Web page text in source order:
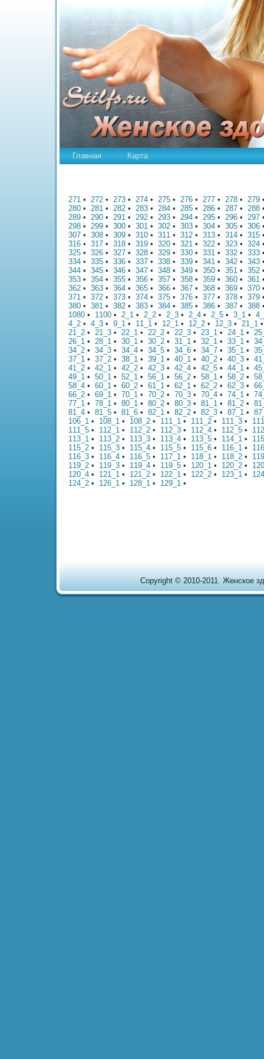
Главная Карта
271 • 272 • 273 • 274 • 275 • 276 • 277 • 278 • 279
280 • 281 • 282 • 283 • 284 • 285 • 286 • 287 • 288
289 • 290 • 291 • 292 • 293 • 294 • 295 • 296 • 297
298 • 299 • 300 • 301 • 302 • 303 • 304 • 305 • 306
307 • 308 • 309 • 310 • 311 • 312 • 313 • 314 • 315
316 • 317 • 318 • 319 • 320 • 321 • 322 • 323 • 324
325 • 326 • 327 • 328 • 329 • 330 • 331 • 332 • 333
334 • 335 • 336 • 337 • 338 • 339 • 341 • 342 • 343
344 • 345 • 346 • 347 • 348 • 349 • 350 • 351 • 352
353 • 354 • 355 • 356 • 357 • 358 • 359 • 360 • 361
362 • 363 • 364 • 365 • 366 • 367 • 368 • 369 • 370
371 • 372 • 373 • 374 • 375 • 376 • 377 • 378 • 379
380 • 381 • 382 • 383 • 384 • 385 • 386 • 387 • 388
1080 • 1100 • 2_1 • 2_2 • 2_3 • 2_4 • 2_5 • 3_1 •
4_2 • 4_3 • 9_1 • 11_1 • 12_1 • 12_2 • 12_3 • 21_1
21_2 • 21_3 • 22_1 • 22_2 • 22_3 • 23_1 • 24_1 •
26_1 • 28_1 • 30_1 • 30_2 • 31_1 • 32_1 • 33_1 •
34_2 • 34_3 • 34_4 • 34_5 • 34_6 • 34_7 • 35_1 •
37_1 • 37_2 • 38_1 • 39_1 • 40_1 • 40_2 • 40_3 •
41_2 • 42_1 • 42_2 • 42_3 • 42_4 • 42_5 • 44_1 •
49_1 • 50_1 • 52_1 • 56_1 • 56_2 • 58_1 • 58_2 •
58_4 • 60_1 • 60_2 • 61_1 • 62_1 • 62_2 • 62_3 •
66_2 • 69_1 • 70_1 • 70_2 • 70_3 • 70_4 • 74_1 •
77_1 • 78_1 • 80_1 • 80_2 • 80_3 • 81_1 • 81_2 •
81_4 • 81_5 • 81_6 • 82_1 • 82_2 • 82_3 • 87_1 •
106_1 • 108_1 • 108_2 • 111_1 • 111_2 • 111_3 •
111_5 • 112_1 • 112_2 • 112_3 • 112_4 • 112_5 •
113_1 • 113_2 • 113_3 • 113_4 • 113_5 • 114_1 •
115_2 • 115_3 • 115_4 • 115_5 • 115_6 • 116_1 •
116_3 • 116_4 • 116_5 • 117_1 • 118_1 • 118_2 •
119_2 • 119_3 • 119_4 • 119_5 • 120_1 • 120_2 •
120_4 • 121_1 • 121_2 • 122_1 • 122_2 • 123_1 •
124_2 • 126_1 • 128_1 • 129_1 •
Copyright © 2010-2011. Женское